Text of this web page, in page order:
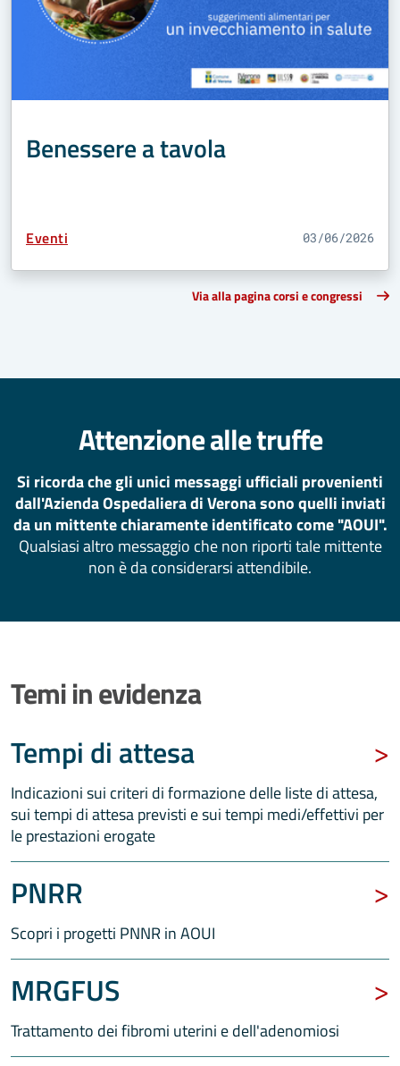
Benessere a tavola
Tipo Contenuto:
Eventi 03/06/2026
Via alla pagina corsi e congressi
Attenzione alle truffe
Si ricorda che gli unici messaggi ufficiali provenienti
dall'Azienda Ospedaliera di Verona sono quelli inviati
da un mittente chiaramente identificato come "AOUI".
Qualsiasi altro messaggio che non riporti tale mittente
non è da considerarsi attendibile.
Temi in evidenza
Tempi di attesa
Indicazioni sui criteri di formazione delle liste di attesa,
sui tempi di attesa previsti e sui tempi medi/effettivi per
le prestazioni erogate
PNRR
Scopri i progetti PNNR in AOUI
MRGFUS
Trattamento dei fibromi uterini e dell'adenomiosi